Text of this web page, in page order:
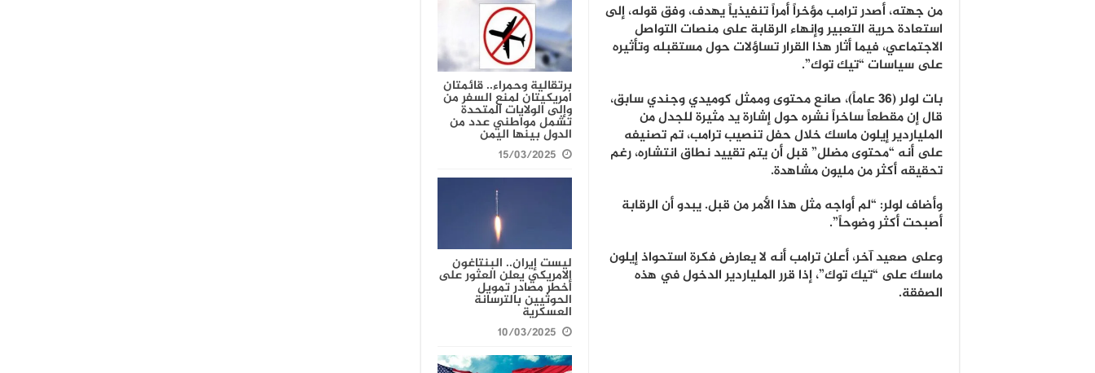
برتقالية وحمراء.. قائمتان
امريكيتان لمنع السفر من
وإلى الولايات المتحدة
تشمل مواطني عدد من
الدول بينها اليمن
15/03/2025
ليست إيران.. البنتاغون
الامريكي يعلن العثور على
أخطر مصادر تمويل
الحوثيين بالترسانة
العسكرية
10/03/2025
من جهته، أصدر ترامب مؤخراً أمراً تنفيذياً يهدف، وفق قوله، إلى
استعادة حرية التعبير وإنهاء الرقابة على منصات التواصل
الاجتماعي، فيما أثار هذا القرار تساؤلات حول مستقبله وتأثيره
على سياسات “تيك توك”.
بات لولر (36 عاماً)، صانع محتوى وممثل كوميدي وجندي سابق،
قال إن مقطعاً ساخراً نشره حول إشارة يد مثيرة للجدل من
الملياردير إيلون ماسك خلال حفل تنصيب ترامب، تم تصنيفه
على أنه “محتوى مضلل” قبل أن يتم تقييد نطاق انتشاره، رغم
تحقيقه أكثر من مليون مشاهدة.
وأضاف لولر: “لم أواجه مثل هذا الأمر من قبل. يبدو أن الرقابة
أصبحت أكثر وضوحاً”.
وعلى صعيد آخر، أعلن ترامب أنه لا يعارض فكرة استحواذ إيلون
ماسك على “تيك توك”، إذا قرر الملياردير الدخول في هذه
الصفقة.